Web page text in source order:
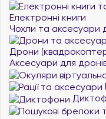
Електронні книги
Чохли та аксесуари
Дрони
Аксесуари для